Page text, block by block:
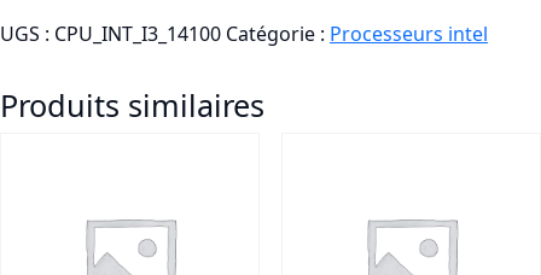
Core
14100
UGS : CPU_INT_I3_14100 Catégorie : Processeurs intel
Produits similaires